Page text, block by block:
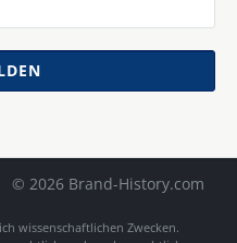
© 2026 Brand-History.com
wissenschaftlichen Zwecken.